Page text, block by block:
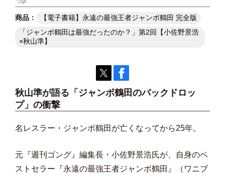
【電子書籍】永遠の最強王者ジャンボ鶴田 完全版
「ジャンボ鶴田は最強だったのか？」第2回【小佐野景浩
×秋山準】
秋山準が語る「ジャンボ鶴田のバックドロッ
プ」の衝撃
名レスラー・ジャンボ鶴田が亡くなってから25年。
元『週刊ゴング』編集長・小佐野景浩氏が、自身のベ
ストセラー『永遠の最強王者ジャンボ鶴田』（ワニブ